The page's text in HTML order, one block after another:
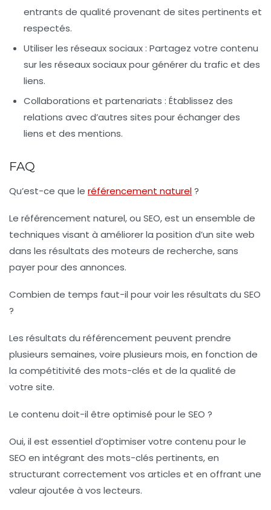
entrants de qualité provenant de sites pertinents et
respectés.
Utiliser les réseaux sociaux : Partagez votre contenu
sur les réseaux sociaux pour générer du trafic et des
liens.
Collaborations et partenariats : Établissez des
relations avec d’autres sites pour échanger des
liens et des mentions.
FAQ
Qu’est-ce que le référencement naturel?
Le référencement naturel, ou SEO, est un ensemble de
techniques visant à améliorer la position d’un site web
dans les résultats des moteurs de recherche, sans
payer pour des annonces.
Combien de temps faut-il pour voir les résultats du SEO
?
Les résultats du référencement peuvent prendre
plusieurs semaines, voire plusieurs mois, en fonction de
la compétitivité des mots-clés et de la qualité de
votre site.
Le contenu doit-il être optimisé pour le SEO ?
Oui, il est essentiel d’optimiser votre contenu pour le
SEO en intégrant des mots-clés pertinents, en
structurant correctement vos articles et en offrant une
valeur ajoutée à vos lecteurs.